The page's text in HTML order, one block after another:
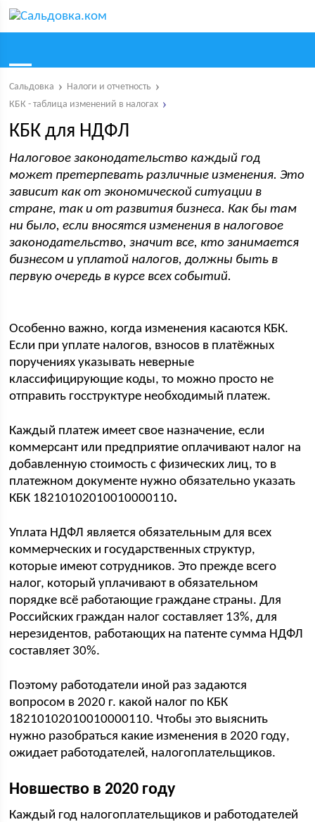
Сальдовка
Налоги и отчетность
КБК - таблица изменений в налогах
КБК для НДФЛ
Налоговое законодательство каждый год
может претерпевать различные изменения. Это
зависит как от экономической ситуации в
стране, так и от развития бизнеса. Как бы там
ни было, если вносятся изменения в налоговое
законодательство, значит все, кто занимается
бизнесом и уплатой налогов, должны быть в
первую очередь в курсе всех событий.
Особенно важно, когда изменения касаются КБК.
Если при уплате налогов, взносов в платёжных
поручениях указывать неверные
классифицирующие коды, то можно просто не
отправить госструктуре необходимый платеж.
Каждый платеж имеет свое назначение, если
коммерсант или предприятие оплачивают налог на
добавленную стоимость с физических лиц, то в
платежном документе нужно обязательно указать
КБК 18210102010010000110.
Уплата НДФЛ является обязательным для всех
коммерческих и государственных структур,
которые имеют сотрудников. Это прежде всего
налог, который уплачивают в обязательном
порядке всё работающие граждане страны. Для
Российских граждан налог составляет 13%, для
нерезидентов, работающих на патенте сумма НДФЛ
составляет 30%.
Поэтому работодатели иной раз задаются
вопросом в 2020 г. какой налог по КБК
18210102010010000110. Чтобы это выяснить
нужно разобраться какие изменения в 2020 году,
ожидает работодателей, налогоплательщиков.
Новшество в 2020 году
Каждый год налогоплательщиков и работодателей